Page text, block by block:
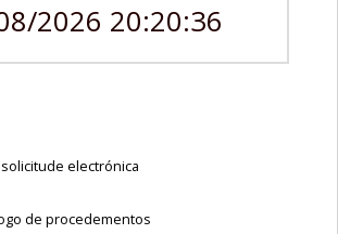
2026 20:20:36
electrónica
de procedementos